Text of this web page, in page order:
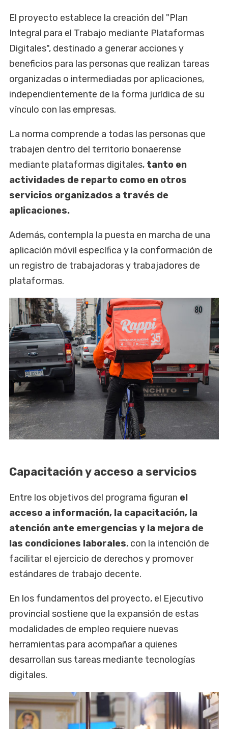
El proyecto establece la creación del "Plan
Integral para el Trabajo mediante Plataformas
Digitales", destinado a generar acciones y
beneficios para las personas que realizan tareas
organizadas o intermediadas por aplicaciones,
independientemente de la forma jurídica de su
vínculo con las empresas.
La norma comprende a todas las personas que
trabajen dentro del territorio bonaerense
mediante plataformas digitales, tanto en
actividades de reparto como en otros
servicios organizados a través de
aplicaciones.
Además, contempla la puesta en marcha de una
aplicación móvil específica y la conformación de
un registro de trabajadoras y trabajadores de
plataformas.
Capacitación y acceso a servicios
Entre los objetivos del programa figuran el
acceso a información, la capacitación, la
atención ante emergencias y la mejora de
las condiciones laborales, con la intención de
facilitar el ejercicio de derechos y promover
estándares de trabajo decente.
En los fundamentos del proyecto, el Ejecutivo
provincial sostiene que la expansión de estas
modalidades de empleo requiere nuevas
herramientas para acompañar a quienes
desarrollan sus tareas mediante tecnologías
digitales.